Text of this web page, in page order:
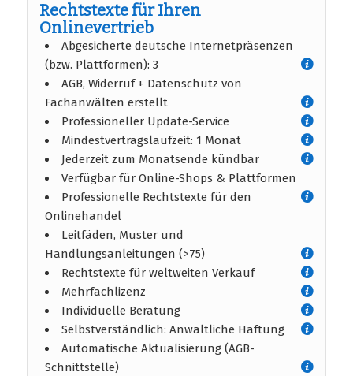
Rechtstexte für Ihren
Onlinevertrieb
Abgesicherte deutsche Internetpräsenzen
(bzw. Plattformen): 3
AGB, Widerruf + Datenschutz von
Fachanwälten erstellt
Professioneller Update-Service
Mindestvertragslaufzeit: 1 Monat
Jederzeit zum Monatsende kündbar
Verfügbar für Online-Shops & Plattformen
Professionelle Rechtstexte für den
Onlinehandel
Leitfäden, Muster und
Handlungsanleitungen (>75)
Rechtstexte für weltweiten Verkauf
Mehrfachlizenz
Individuelle Beratung
Selbstverständlich: Anwaltliche Haftung
Automatische Aktualisierung (AGB-
Schnittstelle)